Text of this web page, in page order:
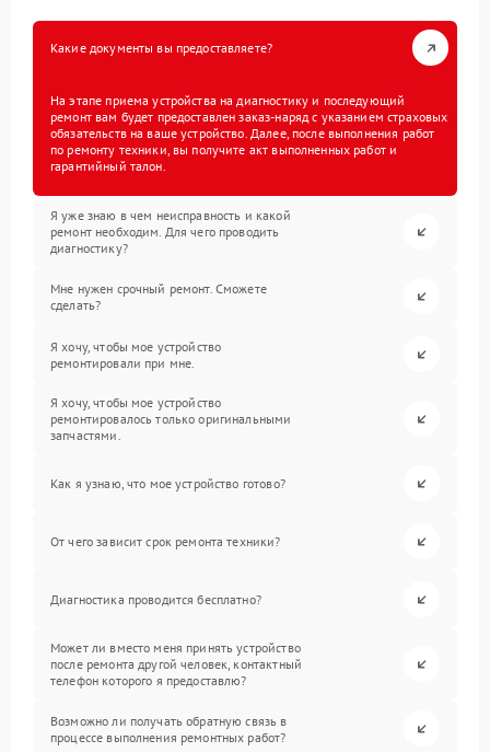
Какие документы вы предоставляете?
На этапе приема устройства на диагностику и последующий
ремонт вам будет предоставлен заказ-наряд с указанием страховых
обязательств на ваше устройство. Далее, после выполнения работ
по ремонту техники, вы получите акт выполненных работ и
гарантийный талон.
Я уже знаю в чем неисправность и какой
ремонт необходим. Для чего проводить
диагностику?
Мне нужен срочный ремонт. Сможете
сделать?
Я хочу, чтобы мое устройство
ремонтировали при мне.
Я хочу, чтобы мое устройство
ремонтировалось только оригинальными
запчастями.
Как я узнаю, что мое устройство готово?
От чего зависит срок ремонта техники?
Диагностика проводится бесплатно?
Может ли вместо меня принять устройство
после ремонта другой человек, контактный
телефон которого я предоставлю?
Возможно ли получать обратную связь в
процессе выполнения ремонтных работ?